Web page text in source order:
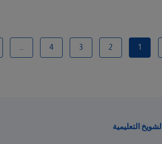
1
2
3
4
...
التعليمية